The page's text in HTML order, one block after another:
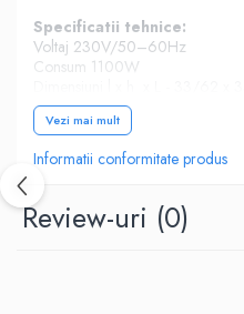
Specificatii tehnice:
Voltaj 230V/50–60Hz
Consum 1100W
Dimensiunile interioare are
Temperatura- 100°C/ maxim 120
Capacitate 7 l
Cod Versiunea 100°C
Cod Versiunea 120°C
Vezi mai mult
Informatii conformitate produs
Review-uri (0)